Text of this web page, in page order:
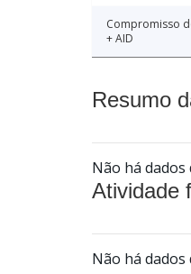
Compromisso
+ AID
Resumo
Não há dados
Atividade
Não há dados